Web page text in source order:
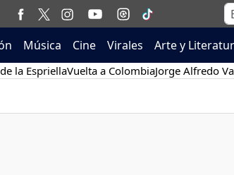
Música Cine Virales Arte y
la EspriellaVuelta a ColombiaJorge Alfredo